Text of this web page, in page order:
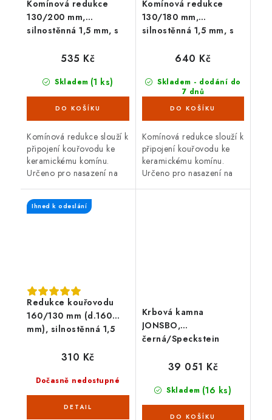
Komínová redukce
130/200 mm,
silnostěnná 1,5 mm, s
Skladem (1 ks)
535 Kč
Komínová redukce slouží k
připojení kouřovodu ke
keramickému komínu.
Určeno pro nasazení na
průměru 130 mm. Průměr
komína 200 mm. S těsnící
Komínová redukce
130/180 mm,
silnostěnná 1,5 mm, s
Skladem - dodání do
7 dnů
(62 ks)
640 Kč
Komínová redukce slouží k
připojení kouřovodu ke
keramickému komínu.
Určeno pro nasazení na
Redukce kouřovodu
160/130 mm (d.160
mm), silnostěnná 1,5
Ihned k odeslání
Dočasně nedostupné
310 Kč
Krbová kamna
JONSBO,
černá/Speckstein
Skladem (16 ks)
39 051 Kč